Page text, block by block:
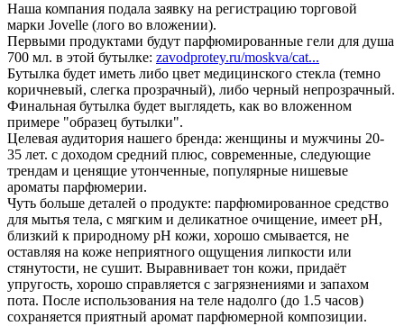
Наша компания подала заявку на регистрацию торговой
марки Jovelle (лого во вложении).
Первыми продуктами будут парфюмированные гели для душа
700 мл. в этой бутылке: zavodprotey.ru/moskva/cat...
Бутылка будет иметь либо цвет медицинского стекла (темно
коричневый, слегка прозрачный), либо черный непрозрачный.
Финальная бутылка будет выглядеть, как во вложенном
примере "образец бутылки".
Целевая аудитория нашего бренда: женщины и мужчины 20-
35 лет. с доходом средний плюс, современные, следующие
трендам и ценящие утонченные, популярные нишевые
ароматы парфюмерии.
Чуть больше деталей о продукте: парфюмированное средство
для мытья тела, с мягким и деликатное очищение, имеет pH,
близкий к природному pH кожи, хорошо смывается, не
оставляя на коже неприятного ощущения липкости или
стянутости, не сушит. Выравнивает тон кожи, придаёт
упругость, хорошо справляется с загрязнениями и запахом
пота. После использования на теле надолго (до 1.5 часов)
сохраняется приятный аромат парфюмерной композиции.